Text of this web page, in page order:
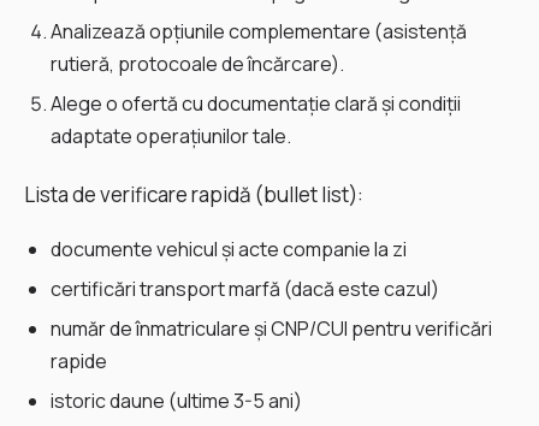
Analizează opțiunile complementare (asistență
rutieră, protocoale de încărcare).
Alege o ofertă cu documentație clară și condiții
adaptate operațiunilor tale.
Lista de verificare rapidă (bullet list):
documente vehicul și acte companie la zi
certificări transport marfă (dacă este cazul)
număr de înmatriculare și CNP/CUI pentru verificări
rapide
istoric daune (ultime 3-5 ani)